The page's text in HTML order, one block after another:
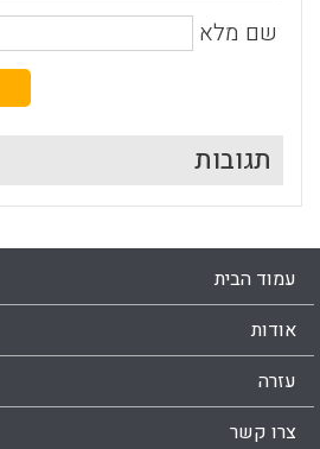
שם מלא
תגובות
עמוד הבית
אודות
עזרה
צרו קשר